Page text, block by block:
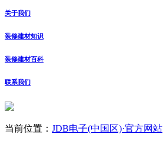
关于我们
装修建材知识
装修建材百科
联系我们
当前位置： JDB电子(中国区)·官方网站